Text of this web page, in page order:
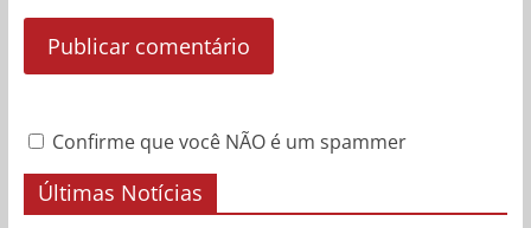
Confirme que você NÃO é um spammer
Últimas Notícias